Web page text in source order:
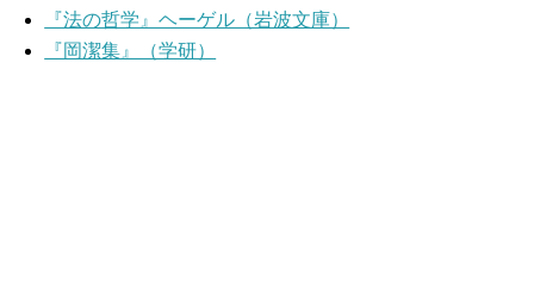
『法の哲学』ヘーゲル（岩波文庫）
『岡潔集』（学研）